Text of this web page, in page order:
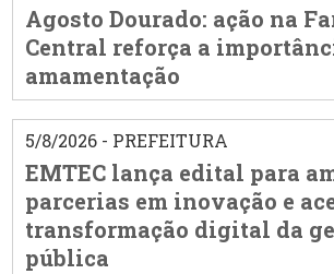
Agosto Dourado: ação na
Central reforça a
amamentação
5/8/2026 - PREFEITURA
EMTEC lança edital para
parcerias em inovação e
transformação digital da
pública